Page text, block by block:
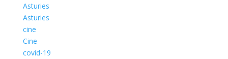
Asturies
Asturies
cine
Cine
covid-19